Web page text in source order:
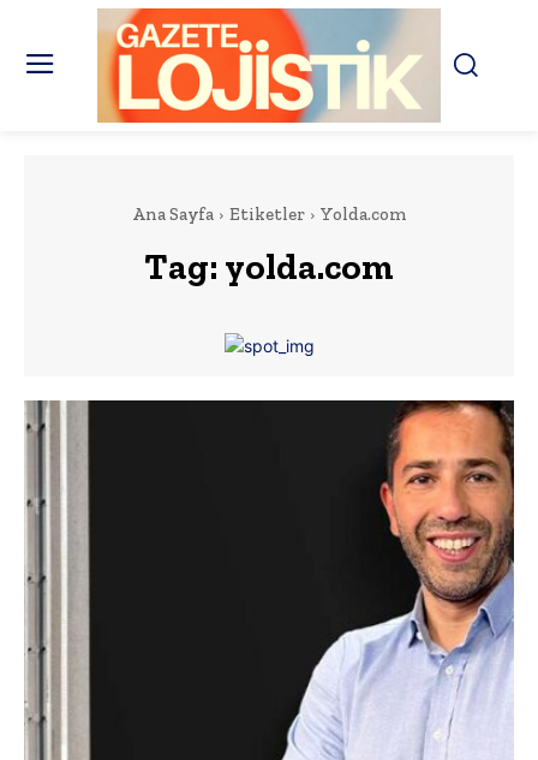
Ana Sayfa Etiketler Yolda.com
Tag: yolda.com